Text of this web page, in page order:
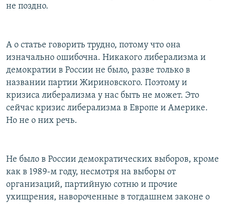
не поздно.
А о статье говорить трудно, потому что она
изначально ошибочна. Никакого либерализма и
демократии в России не было, разве только в
названии партии Жириновского. Поэтому и
кризиса либерализма у нас быть не может. Это
сейчас кризис либерализма в Европе и Америке.
Но не о них речь.
Не было в России демократических выборов, кроме
как в 1989-м году, несмотря на выборы от
организаций, партийную сотню и прочие
ухищрения, навороченные в тогдашнем законе о